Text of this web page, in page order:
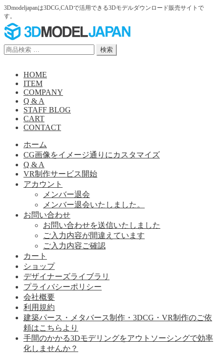
3Dmodeljapanは3DCG,CADで活用できる3Dモデルダウンロード販売サイトで
す。
ナ
ビ
ゲ
ー
コ
ン
テ
ン
検
検索
HOME
ITEM
COMPANY
Q & A
STAFF BLOG
CART
CONTACT
ホーム
CG画像をイメージ通りにカスタマイズ
Q & A
VR制作サービス開始
アカウント
メンバー退会
メンバー退会いたしました。
お問い合わせ
お問い合わせを送信いたしました
ご入力内容が間違えています
ご入力内容ご確認
カート
ショップ
デザイナーズライブラリ
プライバシーポリシー
会社概要
利用規約
建築パース・メタバース制作・3DCG・VR制作のご依
頼はこちらより
手間のかかる3Dモデリングをアウトソーシングで効率
化しませんか？